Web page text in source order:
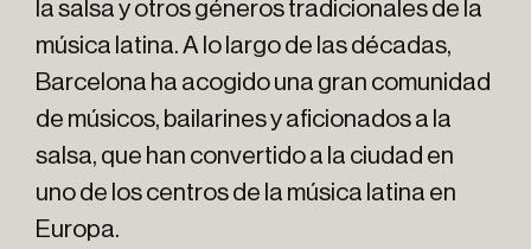
la salsa y otros géneros tradicionales de la
música latina. A lo largo de las décadas,
Barcelona ha acogido una gran comunidad
de músicos, bailarines y aficionados a la
salsa, que han convertido a la ciudad en
uno de los centros de la música latina en
Europa.